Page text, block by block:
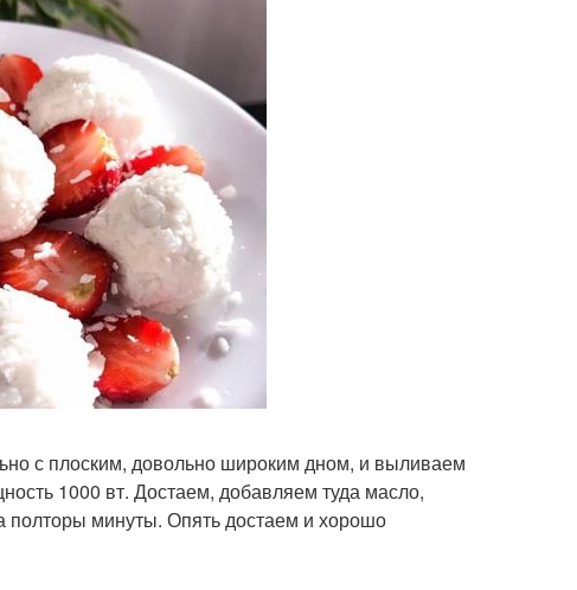
с плоским, довольно широким дном, и выливаем
1000 вт. Достаем, добавляем туда масло,
минуты. Опять достаем и хорошо